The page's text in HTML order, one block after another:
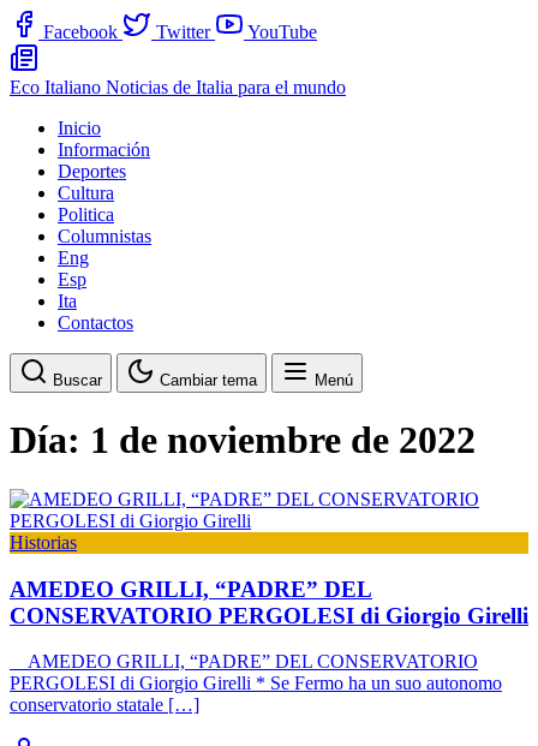
Facebook Twitter YouTube
Eco Italiano Noticias de Italia para el mundo
Inicio
Información
Deportes
Cultura
Politica
Columnistas
Eng
Esp
Ita
Contactos
Buscar Cambiar tema Menú
Día: 1 de noviembre de 2022
Historias
AMEDEO GRILLI, “PADRE” DEL
CONSERVATORIO PERGOLESI di Giorgio Girelli
AMEDEO GRILLI, “PADRE” DEL CONSERVATORIO
PERGOLESI di Giorgio Girelli * Se Fermo ha un suo autonomo
conservatorio statale […]